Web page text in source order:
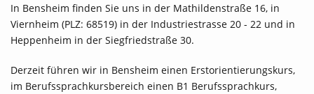
In Bensheim finden Sie uns in der Mathildenstraße 16, in
Viernheim (PLZ: 68519) in der Industriestrasse 20 - 22 und in
Heppenheim in der Siegfriedstraße 30.
Derzeit führen wir in Bensheim einen Erstorientierungskurs,
im Berufssprachkursbereich einen B1 Berufssprachkurs,